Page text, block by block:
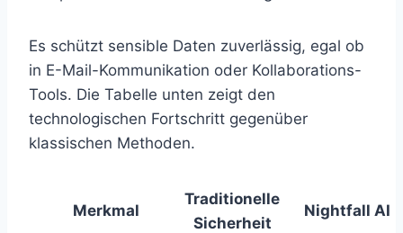
Es schützt sensible Daten zuverlässig, egal ob
in E-Mail-Kommunikation oder Kollaborations-
Tools. Die Tabelle unten zeigt den
technologischen Fortschritt gegenüber
klassischen Methoden.
Merkmal
Traditionelle
Sicherheit
Nightfall AI